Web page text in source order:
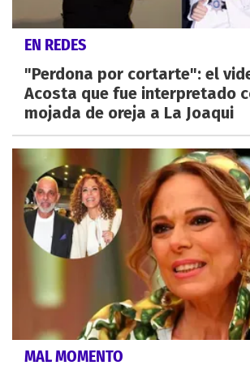
EN REDES
"Perdona por cortarte": el
Acosta que fue interpretado
mojada de oreja a La Joaqui
MAL MOMENTO